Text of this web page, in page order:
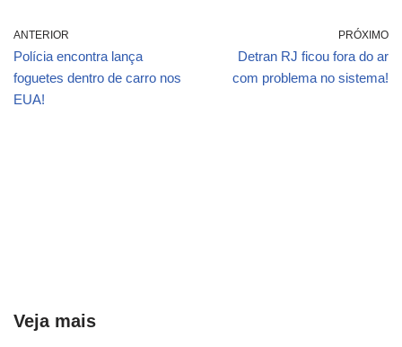
ANTERIOR
Polícia encontra lança
foguetes dentro de carro nos
EUA!
PRÓXIMO
Detran RJ ficou fora do ar
com problema no sistema!
Veja mais